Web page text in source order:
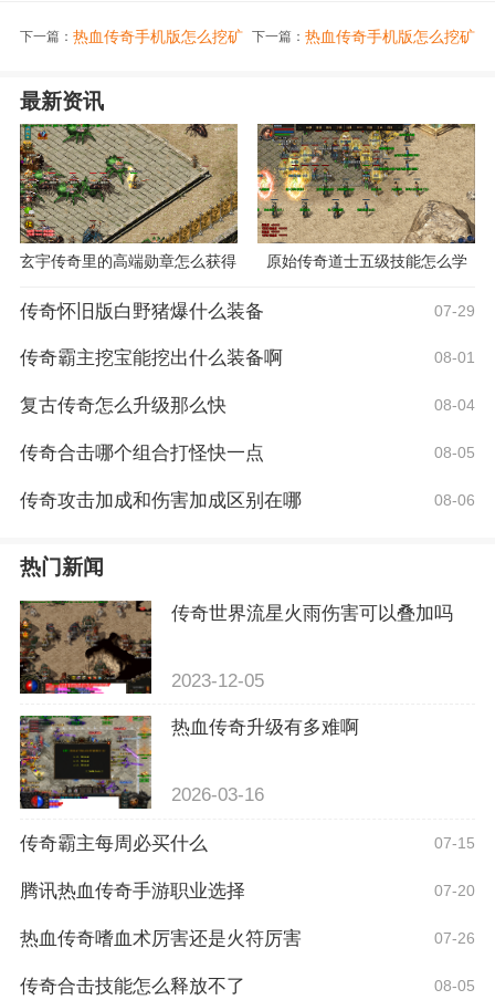
下一篇： 热血传奇手机版怎么挖矿 下一篇：热血传奇手机版怎么挖矿
最新资讯
玄宇传奇里的高端勋章怎么获得 原始传奇道士五级技能怎么学
传奇怀旧版白野猪爆什么装备 07-29
传奇霸主挖宝能挖出什么装备啊 08-01
复古传奇怎么升级那么快 08-04
传奇合击哪个组合打怪快一点 08-05
传奇攻击加成和伤害加成区别在哪 08-06
热门新闻
传奇世界流星火雨伤害可以叠加吗
2023-12-05
热血传奇升级有多难啊
2026-03-16
传奇霸主每周必买什么 07-15
腾讯热血传奇手游职业选择 07-20
热血传奇嗜血术厉害还是火符厉害 07-26
传奇合击技能怎么释放不了 08-05